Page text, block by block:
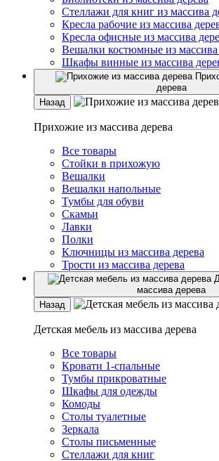
Стеллажи для книг из массива
Кресла рабочие из массива
Кресла офисные из массива
Вешалки костюмные из массива
Шкафы винные из массива
Прихожие из массива
дерева
Назад
Прихожие из массива дерева
Все товары
Стойки в прихожую
Вешалки
Вешалки напольные
Тумбы для обуви
Скамьи
Лавки
Полки
Ключницы из массива дерева
Трости из массива дерева
Детская мебель из
массива дерева
Назад
Детская мебель из массива дерева
Все товары
Кровати 1-спальные
Тумбы прикроватные
Шкафы для одежды
Комоды
Столы туалетные
Зеркала
Столы письменные
Стеллажи для книг